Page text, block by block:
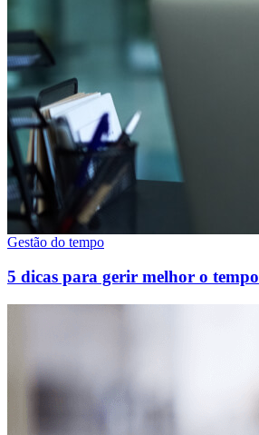
Gestão do tempo
5 dicas para gerir melhor o tempo